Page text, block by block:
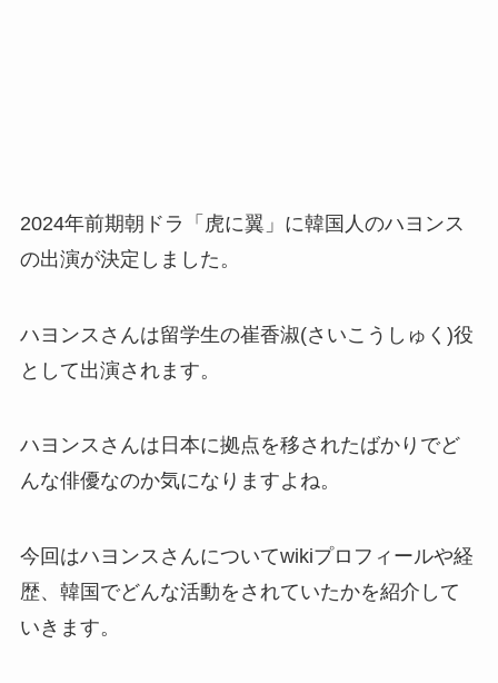
2024年前期朝ドラ「虎に翼」に韓国人のハヨンス
の出演が決定しました。
ハヨンスさんは留学生の崔香淑(さいこうしゅく)役
として出演されます。
ハヨンスさんは日本に拠点を移されたばかりでど
んな俳優なのか気になりますよね。
今回はハヨンスさんについてwikiプロフィールや経
歴、韓国でどんな活動をされていたかを紹介して
いきます。